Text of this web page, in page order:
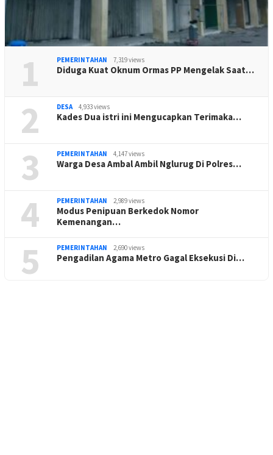
1 PEMERINTAHAN 7,319 views
Diduga Kuat Oknum Ormas PP Mengelak Saat…
2 DESA 4,933 views
Kades Dua istri ini Mengucapkan Terimaka…
3 PEMERINTAHAN 4,147 views
Warga Desa Ambal Ambil Nglurug Di Polres…
4 PEMERINTAHAN 2,989 views
Modus Penipuan Berkedok Nomor
Kemenangan…
5 PEMERINTAHAN 2,690 views
Pengadilan Agama Metro Gagal Eksekusi Di…